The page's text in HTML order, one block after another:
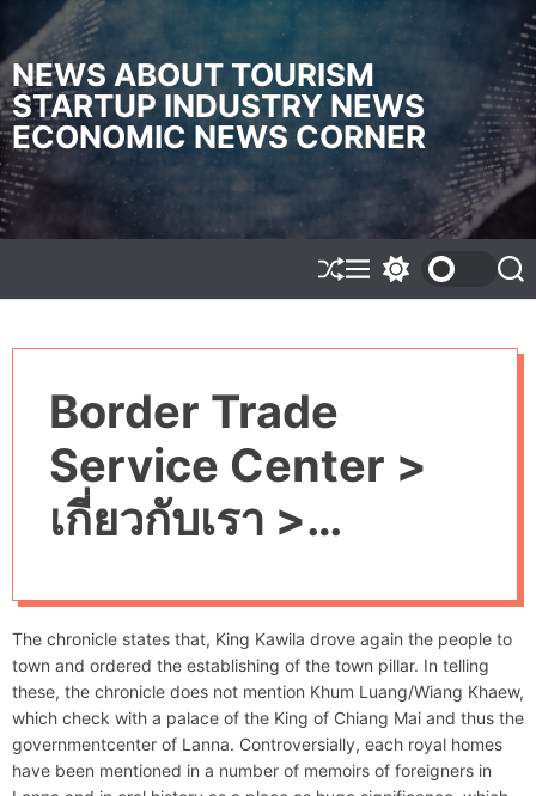
i
p
t
o
c
o
n
n
NEWS ABOUT TOURISM
STARTUP INDUSTRY NEWS
ECONOMIC NEWS CORNER
S
h
e
M
e
w
o
r
S
e
Border Trade
Service Center >
เกี่ยวกับเรา >
ชายแดน
The chronicle states that, King Kawila drove again the people to
town and ordered the establishing of the town pillar. In telling
these, the chronicle does not mention Khum Luang/Wiang Khaew,
which check with a palace of the King of Chiang Mai and thus the
governmentcenter of Lanna. Controversially, each royal homes
have been mentioned in a number of memoirs of foreigners in